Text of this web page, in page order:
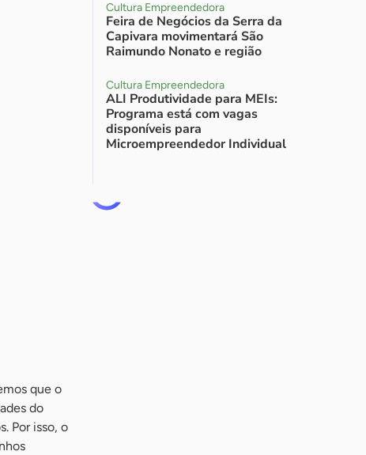
que o
do
Por isso, o
Cultura Empreendedora
Feira de Negócios da Serra da
Capivara movimentará São
Raimundo Nonato e região
Cultura Empreendedora
ALI Produtividade para MEIs:
Programa está com vagas
disponíveis para
Microempreendedor Individual